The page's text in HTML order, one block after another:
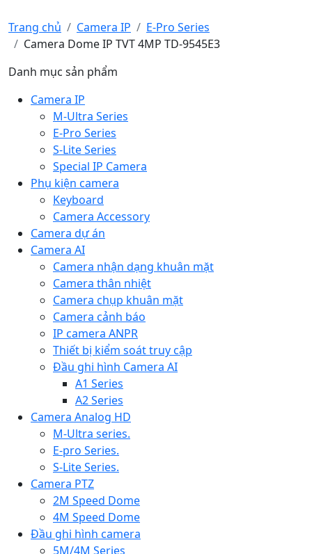
Trang chủ Camera IP
E-Pro Series
Camera Dome IP TVT 4MP TD-9545E3
Danh mục sản phẩm
Camera IP
M-Ultra Series
E-Pro Series
S-Lite Series
Special IP Camera
Phụ kiện camera
Keyboard
Camera Accessory
Camera dự án
Camera AI
Camera nhận dạng khuân mặt
Camera thân nhiệt
Camera chụp khuân mặt
Camera cảnh báo
IP camera ANPR
Thiết bị kiểm soát truy cập
Đầu ghi hình Camera AI
A1 Series
A2 Series
Camera Analog HD
M-Ultra series.
E-pro Series.
S-Lite Series.
Camera PTZ
2M Speed Dome
4M Speed Dome
Đầu ghi hình camera
5M/4M Series